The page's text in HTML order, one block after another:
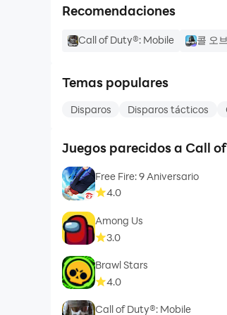
Recomendaciones
Call of Duty®: Mobile 콜 오
Temas populares
Disparos Disparos tácticos
Juegos parecidos a Call
Free Fire: 9 Aniversario
4.0
Among Us
3.0
Brawl Stars
4.0
Call of Duty®: Mobile